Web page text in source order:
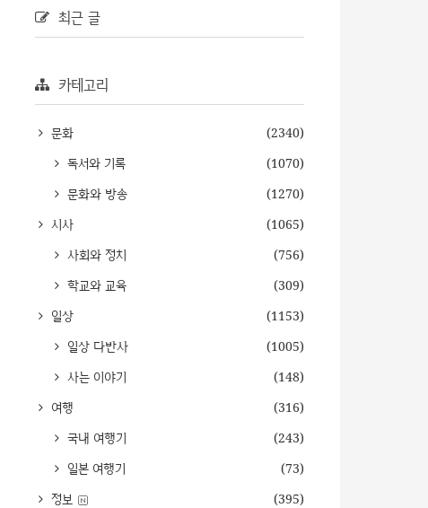
최근 글
카테고리
문화
(2340)
독서와 기록
(1070)
문화와 방송
(1270)
시사
(1065)
사회와 정치
(756)
학교와 교육
(309)
일상
(1153)
일상 다반사
(1005)
사는 이야기
(148)
여행
(316)
국내 여행기
(243)
일본 여행기
(73)
정보
(395)